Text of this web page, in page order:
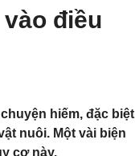
điều
hiếm, đặc biệt
nuôi. Một vài biện
cơ này.